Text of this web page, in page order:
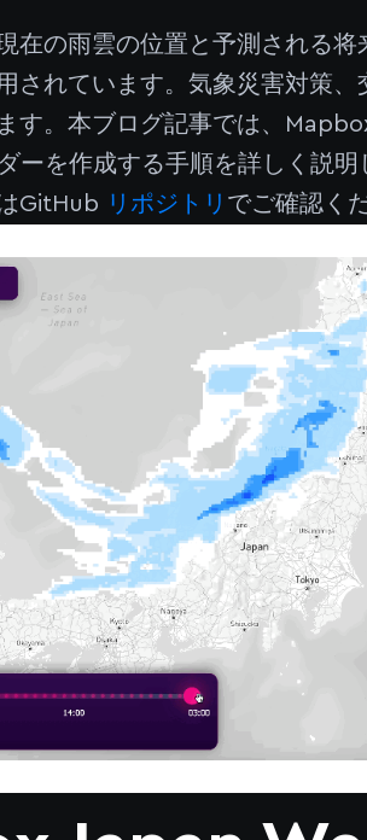
在の雨雲の位置と予測される
されています。気象災害対策
す。本ブログ記事では、
ーを作成する手順を詳しく説明
GitHub リポジトリ でご確認く